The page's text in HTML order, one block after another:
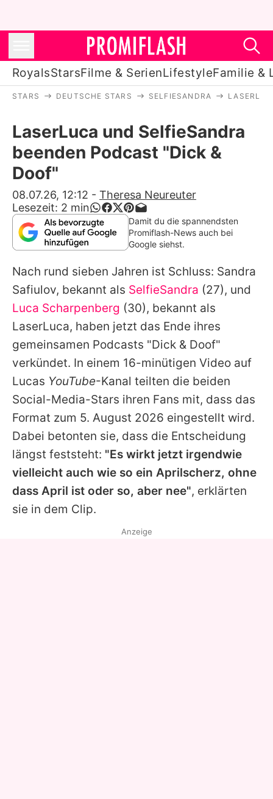
RoyalsStarsFilme & SerienLifestyleFamilie &
Stars
Filme & Serien
Lifestyle
Familie & Liebe
Promiflash Exklusiv
Alle Themen auf Promiflash
Jobs
App runterladen
Team
Redaktionelle Richtlinien
Impressum
Datenschutzerklärung
Nutzungsbedingungen
Utiq verwalten
STARS DEUTSCHE STARS SELFIESANDRA
LaserLuca und SelfieSandra
beenden Podcast "Dick &
Doof"
08.07.26, 12:12 - Theresa Neureuter
Lesezeit: 2 min
Damit du die spannendsten
Promiflash-News auch bei
Google siehst.
Nach rund sieben Jahren ist Schluss: Sandra
Safiulov, bekannt als SelfieSandra (27), und
Luca Scharpenberg (30), bekannt als
LaserLuca, haben jetzt das Ende ihres
gemeinsamen Podcasts "Dick & Doof"
verkündet. In einem 16-minütigen Video auf
Lucas YouTube-Kanal teilten die beiden
Social-Media-Stars ihren Fans mit, dass das
Format zum 5. August 2026 eingestellt wird.
Dabei betonten sie, dass die Entscheidung
längst feststeht: "Es wirkt jetzt irgendwie
vielleicht auch wie so ein Aprilscherz, ohne
dass April ist oder so, aber nee", erklärten
sie in dem Clip.
Anzeige